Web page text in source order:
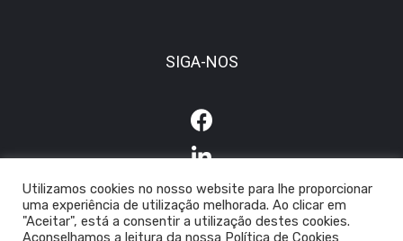
SIGA-NOS
Utilizamos cookies no nosso website para lhe proporcionar
uma experiência de utilização melhorada. Ao clicar em
"Aceitar", está a consentir a utilização destes cookies.
Aconselhamos a leitura da nossa Política de Cookies